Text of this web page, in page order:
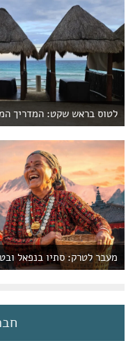
לטוס בראש שקט: המדריך
מעבר לטרק: סתיו בנפאל